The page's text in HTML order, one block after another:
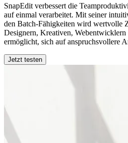
SnapEdit verbessert die
auf einmal verarbeitet. Mit seiner
den Batch-Fähigkeiten wird wertvolle
Designern, Kreativen,
ermöglicht, sich auf anspruchsvollere
Jetzt testen